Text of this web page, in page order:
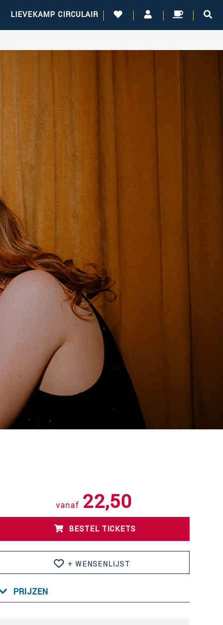
LIEVEKAMP CIRCULAIR
vanaf 22,50
BESTEL TICKETS
+ WENSENLIJST
PRIJZEN